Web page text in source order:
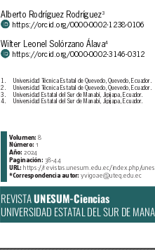
REVISTA UNESUM-Ciencias
UNIVERSIDAD ESTATAL DEL SUR DE
Volumen: 8
Número: 1
Año: 2024
Paginación: 38-44
URL: https://revistas.unesum.edu.ec/index.php/
*Correspondencia autor: yvigoae@uteq.edu.ec
Alberto Rodríguez Rodríguez3
https://orcid.org/0000-0002-1238-0106
Wilter Leonel Solórzano Álava4
https://orcid.org/0000-0002-3146-0312
1. Universidad Técnica Estatal de Quevedo, Quevedo, Ecuador.
2.
Universidad Técnica Estatal de Quevedo, Quevedo, Ecuador.
3.
Universidad Estatal del Sur de Manabí, Jipijapa, Ecuador.
4.
Universidad Estatal del Sur de Manabí, Jipijapa, Ecuador.